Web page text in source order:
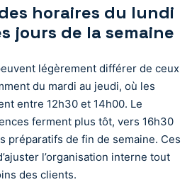
horaires du lundi
jours de la semaine
légèrement différer de ceux
du mardi au jeudi, où les
entre 12h30 et 14h00. Le
ferment plus tôt, vers 16h30
préparatifs de fin de semaine. Ces
l’organisation interne tout
des clients.